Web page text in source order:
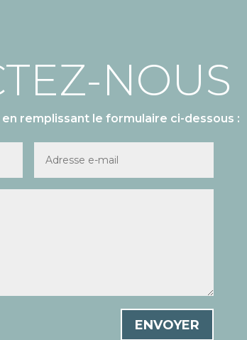
NOUS
remplissant le formulaire ci-dessous :
ENVOYER